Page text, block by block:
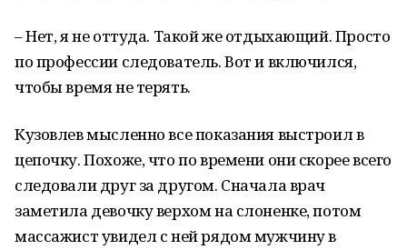
– Нет, я не оттуда. Такой же отдыхающий. Просто
по профессии следователь. Вот и включился,
чтобы время не терять.
Кузовлев мысленно все показания выстроил в
цепочку. Похоже, что по времени они скорее всего
следовали друг за другом. Сначала врач
заметила девочку верхом на слоненке, потом
массажист увидел с ней рядом мужчину в